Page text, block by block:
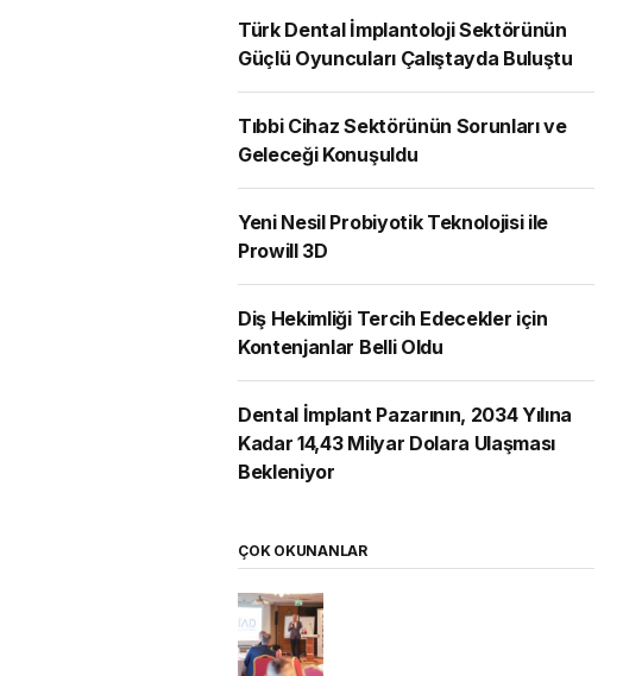
Türk Dental İmplantoloji Sektörünün
Güçlü Oyuncuları Çalıştayda Buluştu
Tıbbi Cihaz Sektörünün Sorunları ve
Geleceği Konuşuldu
Yeni Nesil Probiyotik Teknolojisi ile
Prowill 3D
Diş Hekimliği Tercih Edecekler için
Kontenjanlar Belli Oldu
Dental İmplant Pazarının, 2034 Yılına
Kadar 14,43 Milyar Dolara Ulaşması
Bekleniyor
ÇOK OKUNANLAR